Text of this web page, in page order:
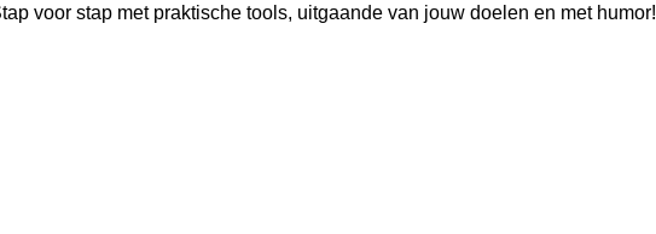
voor stap met praktische tools, uitgaande van jouw doelen en met humor!